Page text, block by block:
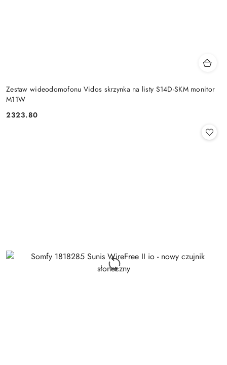
Zestaw wideodomofonu Vidos skrzynka na listy S14D-SKM monitor
M11W
Cena:
2323.80